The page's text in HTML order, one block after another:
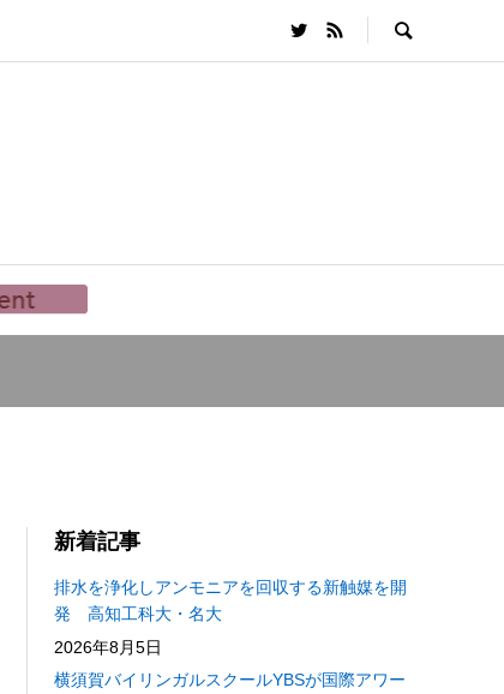
新着記事
排水を浄化しアンモニアを回収する新触媒を開
発 高知工科大・名大
2026年8月5日
横須賀バイリンガルスクールYBSが国際アワー